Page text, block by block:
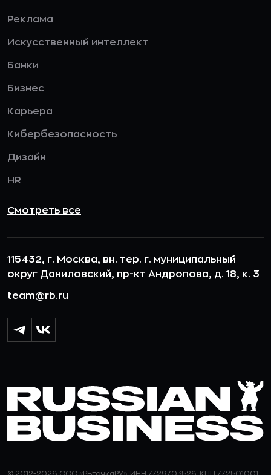
Реклама
Искусственный интеллект
Банки
Бизнес
Карьера
Кибербезопасность
Дизайн
HR
Смотреть все
115432, г. Москва, вн. тер. г. муниципальный
округ Даниловский, пр-кт Андропова, д. 18, к. 3
team@rb.ru
© 2012-2026 ООО «РБточкаРУ». ИНН 7729703526, КПП 772501001,